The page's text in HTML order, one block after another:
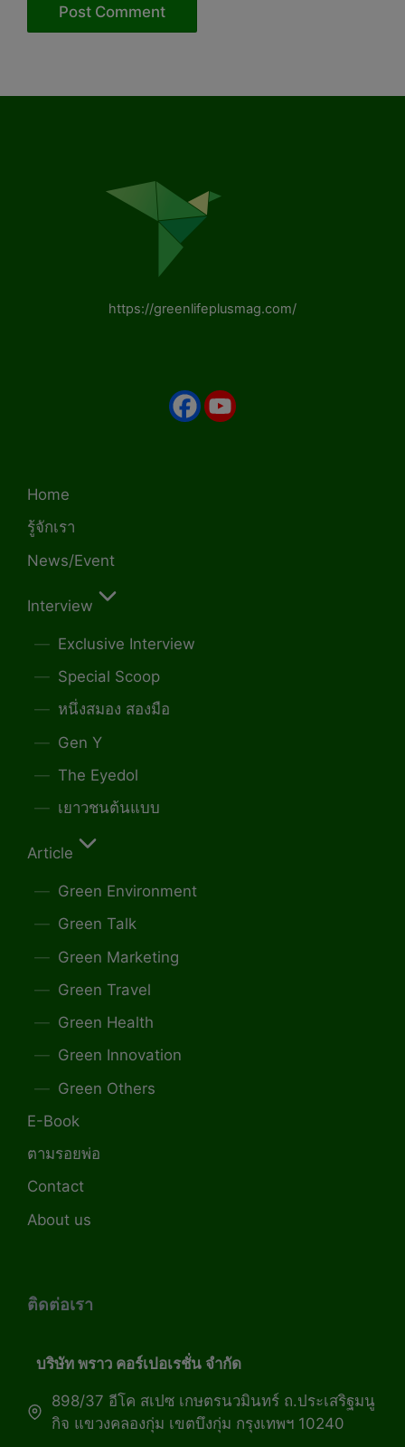
https://greenlifeplusmag.com/
Home
รู้จักเรา
News/Event
Interview
Exclusive Interview
Special Scoop
หนึ่งสมอง สองมือ
Gen Y
The Eyedol
เยาวชนต้นแบบ
Article
Green Environment
Green Talk
Green Marketing
Green Travel
Green Health
Green Innovation
Green Others
E-Book
ตามรอยพ่อ
Contact
About us
ติดต่อเรา
บริษัท พราว คอร์เปอเรชั่น จำกัด
898/37 อีโค สเปซ เกษตรนวมินทร์ ถ.ประเสริฐมนู
กิจ แขวงคลองกุ่ม เขตบึงกุ่ม กรุงเทพฯ 10240